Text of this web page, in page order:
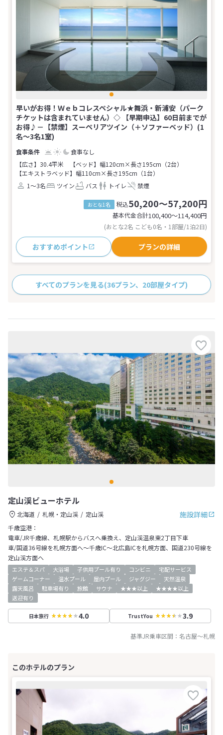
早いがお得！Ｗｅｂコレスペシャル★舞浜・新浦安（パーク
チケットは含まれていません）◇ 【早期申込】60日前までが
お得♪－【禁煙】スーペリアツイン（＋ソファーベッド）(1
名～3名1室)
食事なし
【広さ】30.4平米
【ベッド】幅120cm×長さ195cm（2台）
【エキストラベッド】幅110cm×長さ195cm（1台）
1～3名
ツイン バス トイレ 禁煙
おとな1名 税込50,200～57,200円
基本代金合計100,400〜114,400円
(おとな2名 こども0名・1部屋/1泊2日)
おすすめポイント プランの詳細
すべてのプランを見る(36プラン、20部屋タイプ)
定山渓ビューホテル
施設詳細
北海道 札幌・定山渓
定山渓
千歳空港：
電車/JR千歳線、札幌駅からバスへ乗換え、定山渓温泉東2丁目下車
車/国道36号線を札幌方面へ～千歳IC～北広島ICを札幌方面、国道230号線を
定山渓方面へ
エステ＆スパ 大浴場 子供用プール有り コンビニ
宅配サービス
ゲームコーナー
温水プール 屋内プール ジャグジー
天然温泉
露天風呂
駐車場有り 旅館 サウナ ★★★以上
★★★★以上
送迎有り
日本旅行 4.0 TrustYou 3.9
基準JR乗車区間： 名古屋～札幌